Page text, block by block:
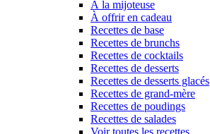
À la mijoteuse
À offrir en cadeau
Recettes de base
Recettes de brunchs
Recettes de cocktails
Recettes de desserts
Recettes de desserts glacés
Recettes de grand-mère
Recettes de poudings
Recettes de salades
Voir toutes les recettes